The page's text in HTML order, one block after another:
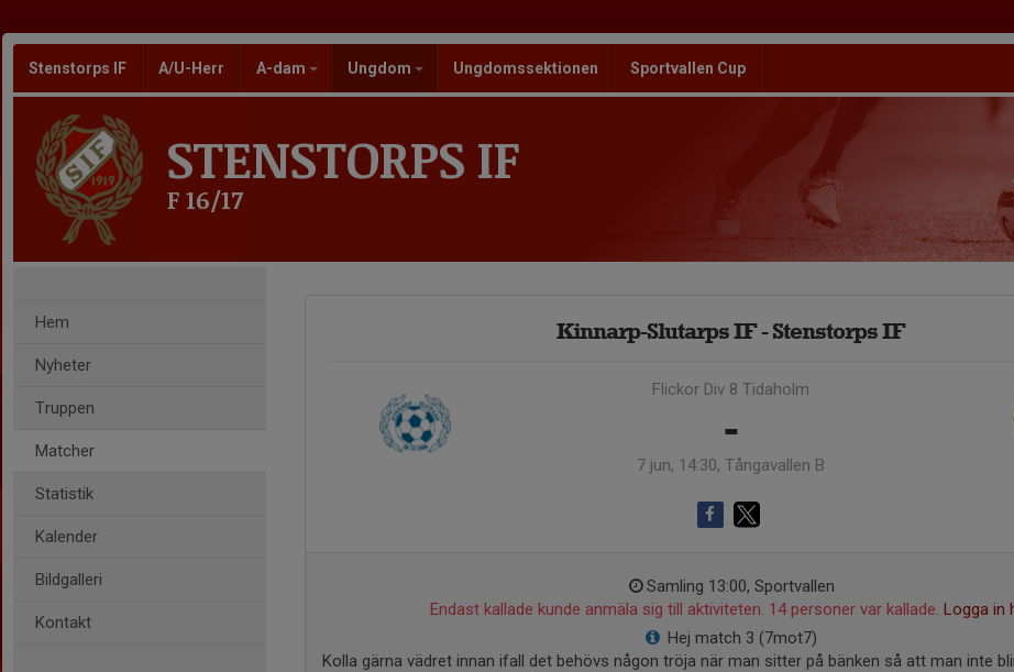
Stenstorps IF A/U-Herr A-dam Ungdom Ungdomssektionen Sportvallen Cup
STENSTORPS IF
F 16/17
Hem
Nyheter
Truppen
Matcher
Statistik
Kalender
Bildgalleri
Kontakt
Kinnarp-Slutarps IF - Stenstorps IF
Flickor Div 8 Tidaholm
-
7 jun, 14:30, Tångavallen B
Samling 13:00, Sportvallen
Endast kallade kunde anmäla sig till aktiviteten. 14 personer var kallade. Logga in
Hej match 3 (7mot7)
Kolla gärna vädret innan ifall det behövs någon tröja när man sitter på bänken så att man inte